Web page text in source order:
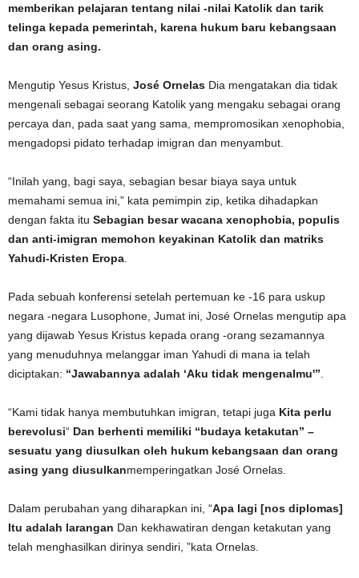
memberikan pelajaran tentang nilai -nilai Katolik dan tarik
telinga kepada pemerintah, karena hukum baru kebangsaan
dan orang asing.
Mengutip Yesus Kristus, José Ornelas Dia mengatakan dia tidak
mengenali sebagai seorang Katolik yang mengaku sebagai orang
percaya dan, pada saat yang sama, mempromosikan xenophobia,
mengadopsi pidato terhadap imigran dan menyambut.
“Inilah yang, bagi saya, sebagian besar biaya saya untuk
memahami semua ini,” kata pemimpin zip, ketika dihadapkan
dengan fakta itu Sebagian besar wacana xenophobia, populis
dan anti-imigran memohon keyakinan Katolik dan matriks
Yahudi-Kristen Eropa
Pada sebuah konferensi setelah pertemuan ke -16 para uskup
negara -negara Lusophone, Jumat ini, José Ornelas mengutip apa
yang dijawab Yesus Kristus kepada orang -orang sezamannya
yang menuduhnya melanggar iman Yahudi di mana ia telah
diciptakan: “Jawabannya adalah ‘Aku tidak mengenalmu'”
“Kami tidak hanya membutuhkan imigran, tetapi juga Kita perlu
berevolusi“ Dan berhenti memiliki “budaya ketakutan” –
sesuatu yang diusulkan oleh hukum kebangsaan dan orang
asing yang diusulkanmemperingatkan José Ornelas.
Dalam perubahan yang diharapkan ini, “Apa lagi [nos diplomas]
Itu adalah larangan Dan kekhawatiran dengan ketakutan yang
telah menghasilkan dirinya sendiri, ”kata Ornelas.